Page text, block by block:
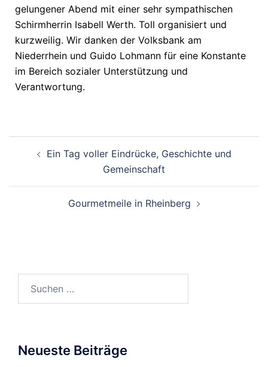
gelungener Abend mit einer sehr sympathischen
Schirmherrin Isabell Werth. Toll organisiert und
kurzweilig. Wir danken der Volksbank am
Niederrhein und Guido Lohmann für eine Konstante
im Bereich sozialer Unterstützung und
Verantwortung.
Ein Tag voller Eindrücke, Geschichte und
Gemeinschaft
Gourmetmeile in Rheinberg
Neueste Beiträge